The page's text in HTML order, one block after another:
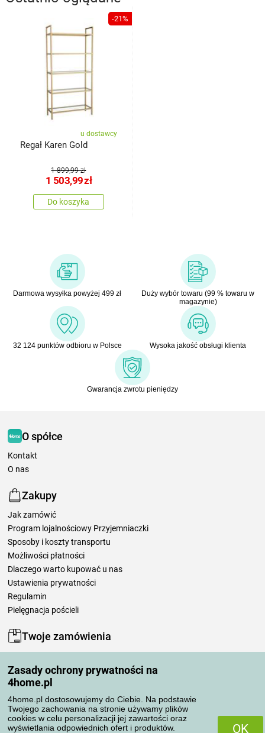
Zasady ochrony prywatności na
4home.pl
4home.pl dostosowujemy do Ciebie. Na podstawie
Twojego zachowania na stronie używamy plików
cookies w celu personalizacji jej zawartości oraz
wyświetlania odpowiednich ofert i produktów.
OK
-21%
u dostawcy
Regał Karen Gold
1 899,99 zł
1 503,99zł
Do koszyka
Darmowa wysyłka powyżej 499 zł
Duży wybór towaru (99 % towaru w
magazynie)
32 124 punktów odbioru w Polsce Wysoka jakość obsługi klienta
Gwarancja zwrotu pieniędzy
O spółce
Kontakt
O nas
Zakupy
Jak zamówić
Program lojalnościowy Przyjemniaczki
Sposoby i koszty transportu
Możliwości płatności
Dlaczego warto kupować u nas
Ustawienia prywatności
Regulamin
Pielęgnacja pościeli
Twoje zamówienia
Moje zamówienia
Reklamacje
Odstąpienie od umowy
Zasady przetwarzania recenzji